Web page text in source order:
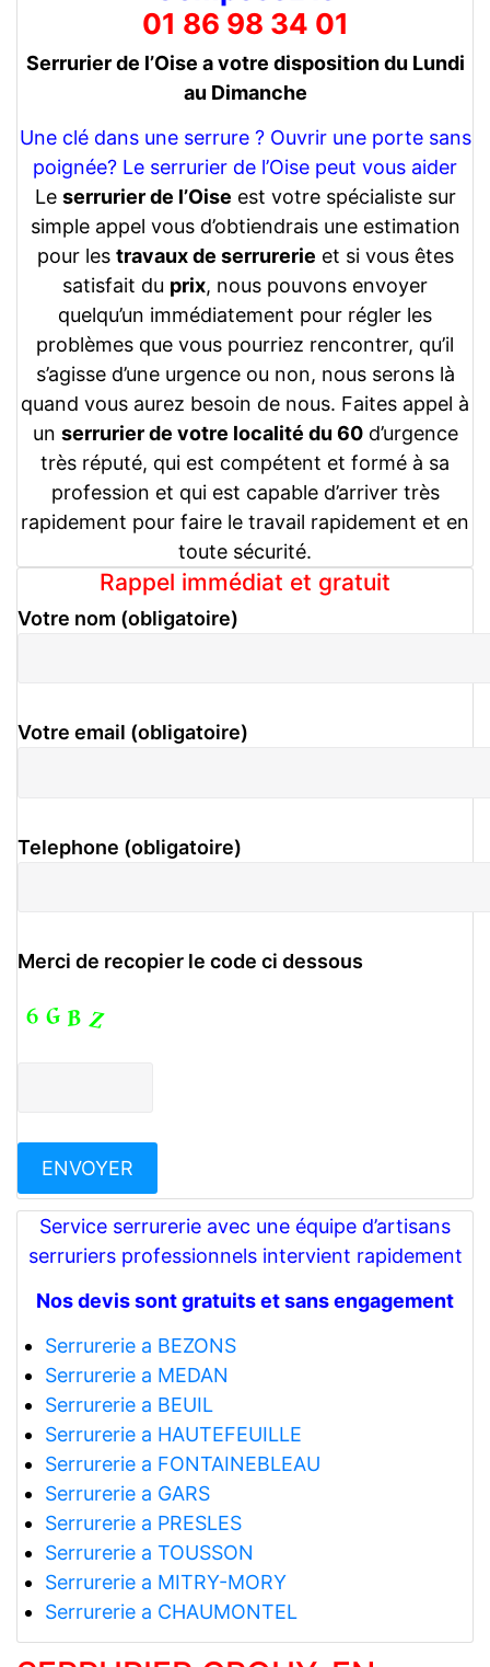
01 86 98 34 01
Serrurier de l’Oise a votre disposition du Lundi
au Dimanche
Une clé dans une serrure ? Ouvrir une porte sans
poignée? Le serrurier de l’Oise peut vous aider
Le serrurier de l’Oise est votre spécialiste sur
simple appel vous d’obtiendrais une estimation
pour les travaux de serrurerie et si vous êtes
satisfait du prix, nous pouvons envoyer
quelqu’un immédiatement pour régler les
problèmes que vous pourriez rencontrer, qu’il
s’agisse d’une urgence ou non, nous serons là
quand vous aurez besoin de nous. Faites appel à
un serrurier de votre localité du 60d’urgence
très réputé, qui est compétent et formé à sa
profession et qui est capable d’arriver très
rapidement pour faire le travail rapidement et en
toute sécurité.
Rappel immédiat et gratuit
Votre nom (obligatoire)
Votre email (obligatoire)
Telephone (obligatoire)
Merci de recopier le code ci dessous
Service serrurerie avec une équipe d’artisans
serruriers professionnels intervient rapidement
Nos devis sont gratuits et sans engagement
Serrurerie a BEZONS
Serrurerie a MEDAN
Serrurerie a BEUIL
Serrurerie a HAUTEFEUILLE
Serrurerie a FONTAINEBLEAU
Serrurerie a GARS
Serrurerie a PRESLES
Serrurerie a TOUSSON
Serrurerie a MITRY-MORY
Serrurerie a CHAUMONTEL